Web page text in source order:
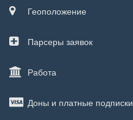
Геоположение
Парсеры заявок
Работа
Доны и платные подписки